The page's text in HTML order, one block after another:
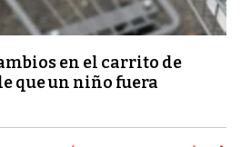
en el carrito de
que un niño fuera